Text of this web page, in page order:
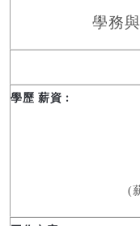
學務
(